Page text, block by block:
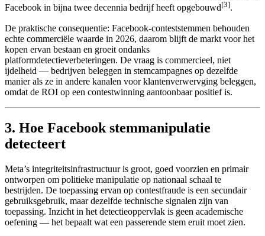
Facebook in bijna twee decennia bedrijf heeft opgebouwd[3].
De praktische consequentie: Facebook-conteststemmen behouden
echte commerciële waarde in 2026, daarom blijft de markt voor het
kopen ervan bestaan en groeit ondanks
platformdetectieverbeteringen. De vraag is commercieel, niet
ijdelheid — bedrijven beleggen in stemcampagnes op dezelfde
manier als ze in andere kanalen voor klantenverwervging beleggen,
omdat de ROI op een contestwinning aantoonbaar positief is.
3. Hoe Facebook stemmanipulatie
detecteert
Meta’s integriteitsinfrastructuur is groot, goed voorzien en primair
ontworpen om politieke manipulatie op nationaal schaal te
bestrijden. De toepassing ervan op contestfraude is een secundair
gebruiksgebruik, maar dezelfde technische signalen zijn van
toepassing. Inzicht in het detectieoppervlak is geen academische
oefening — het bepaalt wat een passerende stem eruit moet zien.